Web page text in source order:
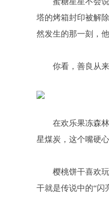
塔的烤箱封印被解
然发生的那一刻，
你看，善良从
在欢乐果冻森
星煤炭，这个嘴硬
樱桃饼干喜欢
干就是传说中的“闪